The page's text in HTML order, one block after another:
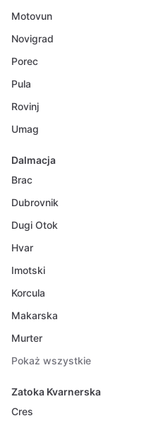
Motovun
Novigrad
Porec
Pula
Rovinj
Umag
Dalmacja
Brac
Dubrovnik
Dugi Otok
Hvar
Imotski
Korcula
Makarska
Murter
Pokaż wszystkie
Zatoka Kvarnerska
Cres